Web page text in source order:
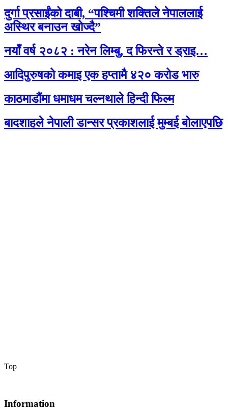
दुर्गा प्रसाईंको दाबी, “पश्चिमी शक्तिले नेपाललाई
अस्थिर बनाउन खोज्दै”
नयाँ वर्ष २०८२ : नरेन लिम्बु, द फिरन्ते र ड्राइ…
आदिपुरुषको कमाइ एक हप्तामै ४२० करोड भारु
काठमाडौंमा धमाधम चल्नथाले हिन्दी फिल्म
बादशाहले नेपाली डान्सर प्रकाशलाई मुम्बई बोलाएपछि
Top
Information